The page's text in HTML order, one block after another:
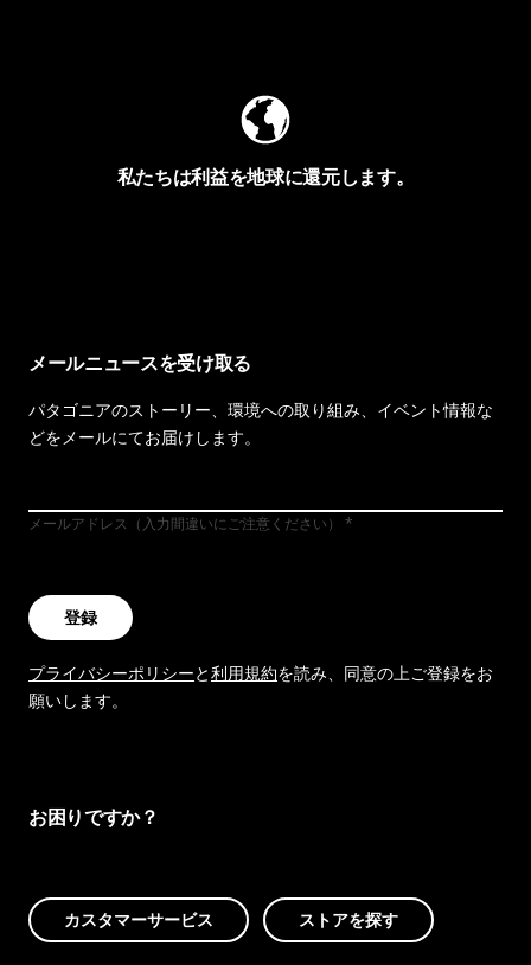
私たちは利益を地球に還元します。
メールニュースを受け取る
パタゴニアのストーリー、環境への取り組み、イベント情報な
どをメールにてお届けします。
メールアドレス（入力間違いにご注意ください）
登録
プライバシーポリシーと利用規約を読み、同意の上ご登録をお
願いします。
お困りですか？
カスタマーサービス ストアを探す